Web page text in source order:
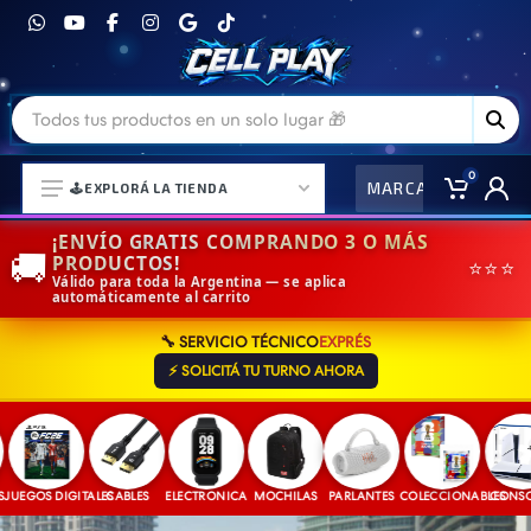
⌚ELECTRONICA Y ACCESORIOS
⛓️ACCESORIOS DE MODA💍
🎒MOCHILAS Y MAS👝
🎧AURICULARES URBANOS🎧
🎮CONSOLAS Y VIDEOJUEGOS
🎵PARLANTES BLUETOOTH🎵
🕹️EXPLORÁ LA TIENDA MARCAS
0
🚚¡ENVÍO GRATIS COMPRANDO 3 O MÁS
PRODUCTOS!
Válido para toda la Argentina — se aplica
automáticamente al carrito
⭐⭐⭐
🔧 SERVICIO TÉCNICOEXPRÉS
⚡ SOLICITÁ TU TURNO AHORA
DIGITALESCABLES ELECTRONICA MOCHILAS PARLANTES COLECCIONABLES